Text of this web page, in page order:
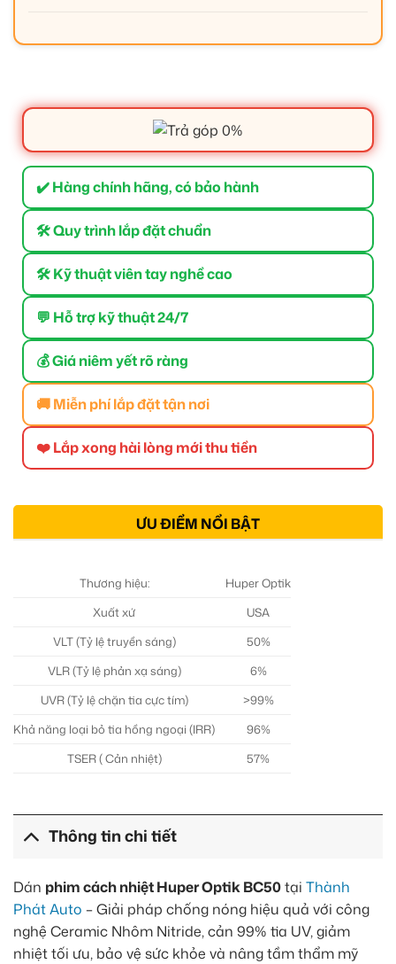
✔️ Hàng chính hãng, có bảo hành
🛠 Quy trình lắp đặt chuẩn
🛠 Kỹ thuật viên tay nghề cao
💬 Hỗ trợ kỹ thuật 24/7
💰 Giá niêm yết rõ ràng
🚚 Miễn phí lắp đặt tận nơi
❤️ Lắp xong hài lòng mới thu tiền
ƯU ĐIỂM NỔI BẬT
Thương hiệu:
Huper Optik
Xuất xứ
USA
VLT (Tỷ lệ truyền sáng)
50%
VLR (Tỷ lệ phản xạ sáng)
6%
UVR (Tỷ lệ chặn tia cực tím)
>99%
Khả năng loại bỏ tia hồng ngoại (IRR)
96%
TSER ( Cản nhiệt)
57%
Thông tin chi tiết
Dán phim cách nhiệt Huper Optik BC50tại Thành
Phát Auto – Giải pháp chống nóng hiệu quả với công
nghệ Ceramic Nhôm Nitride, cản 99% tia UV, giảm
nhiệt tối ưu, bảo vệ sức khỏe và nâng tầm thẩm mỹ